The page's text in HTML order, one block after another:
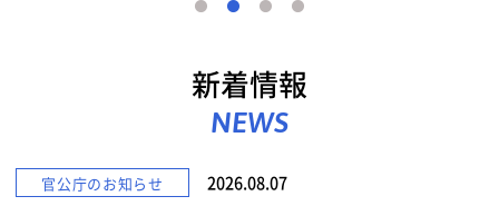
新着情報
NEWS
官公庁のお知らせ 2026.08.07